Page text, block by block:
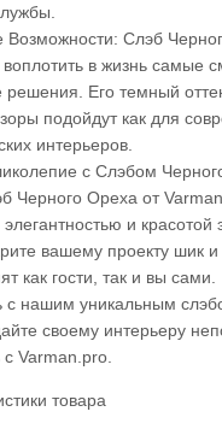
Возможности: Слэб
воплотить в жизнь самые
решения. Его темный
подойдут как для
интерьеров.
с Слэбом
Черного Ореха от
элегантностью и красотой
вашему проекту шик и
как гости, так и вы сами.
с нашим уникальным
своему интерьеру
с Varman.pro.
товара